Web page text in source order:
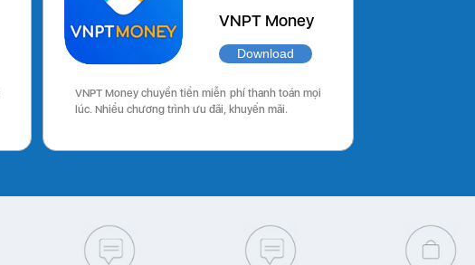
VNPT Money
Download
VNPT Money chuyển tiền miễn phí thanh toán mọi
lúc. Nhiều chương trình ưu đãi, khuyến mãi.